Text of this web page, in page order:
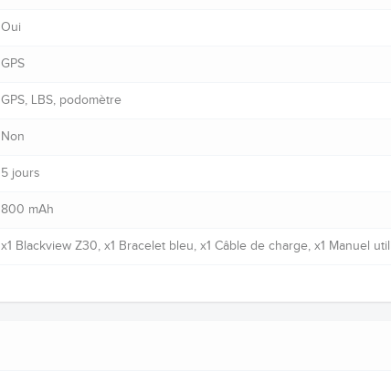
Oui
GPS
GPS, LBS, podomètre
Non
5 jours
800 mAh
x1 Blackview Z30, x1 Bracelet bleu, x1 Câble de charge, x1 Manuel